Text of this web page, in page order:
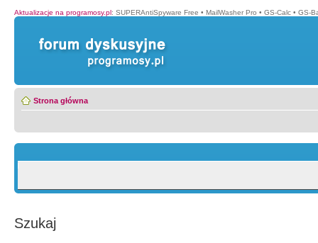
Aktualizacje na programosy.pl: SUPERAntiSpyware Free • MailWasher Pro • GS-Calc • GS-
Strona główna
Szukaj